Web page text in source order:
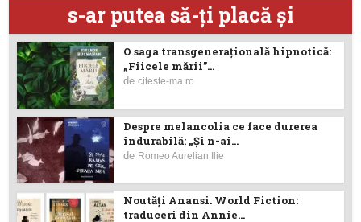
s-ar putea să-ţi placă şi
O saga transgenerațională hipnotică:
„Fiicele mării”...
deciteste-ma.ro
Despre melancolia ce face durerea
îndurabilă: „Și n-ai...
de Romeo Aurelian Ilie
Noutăţi Anansi. World Fiction:
traduceri din Annie...